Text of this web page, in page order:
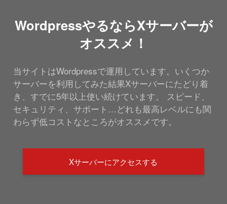
WordpressやるならXサーバーが
オススメ！
当サイトはWordpressで運用しています。いくつか
サーバーを利用してみた結果Xサーバーにたどり着
き、すでに5年以上使い続けています。 スピード、
セキュリティ、サポート…どれも最高レベルにも関
わらず低コストなところがオススメです。
Xサーバーにアクセスする